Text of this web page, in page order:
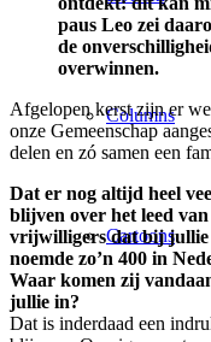
Columns
Cartoons
paus Leo zei
de
overwinnen.
Afgelopen kerst zijn er
onze Gemeenschap
delen en zó samen een
Dat er nog altijd heel
blijven over het leed
vrijwilligers dat bij jullie
noemde zo’n 400 in
Waar komen zij
jullie in?
Dat is inderdaad een